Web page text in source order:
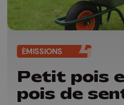
ÉMISSIONS
Petit pois
pois de